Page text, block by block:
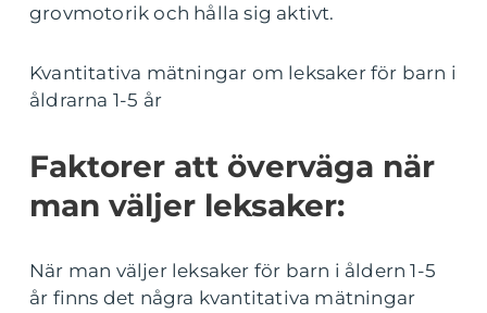
grovmotorik och hålla sig aktivt.
Kvantitativa mätningar om leksaker för barn i
åldrarna 1-5 år
Faktorer att överväga när
man väljer leksaker:
När man väljer leksaker för barn i åldern 1-5
år finns det några kvantitativa mätningar